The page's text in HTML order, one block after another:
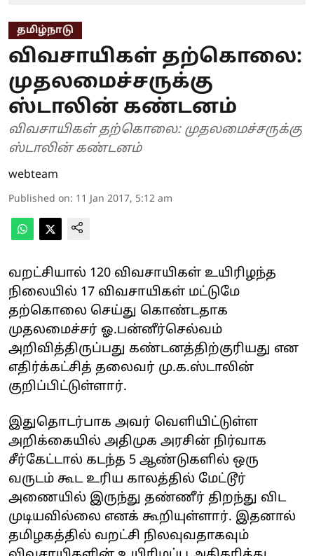
தமிழ்நாடு
விவசாயிகள் தற்கொலை:
முதலமைச்சருக்கு
ஸ்டாலின் கண்டனம்
விவசாயிகள் தற்கொலை: முதலமைச்சருக்கு
ஸ்டாலின் கண்டனம்
webteam
Published on: 11 Jan 2017, 5:12 am
வறட்சியால் 120 விவசாயிகள் ‌உயிரிழந்த
நிலையில் 17 விவசாயிகள் மட்டுமே
தற்கொலை செய்து கொண்டதாக
முதலமைச்சர் ஓ.பன்னீர்செல்வம்
அறிவித்திருப்பது கண்டனத்திற்குரியது என
எதிர்க்கட்சித் தலைவர் மு.க.ஸ்டாலின்
குறிப்பிட்டுள்ளார்.
இதுதொடர்பாக அவர் வெளியிட்டுள்ள
அறிக்கையில் அதிமுக அரசின் நிர்வாக
சீர்கேட்டால் கடந்த 5 ஆண்டுகளில் ஒரு
வருடம் கூட உரிய காலத்தில் மேட்டூர்
அணையில் இருந்து தண்ணீர் திறந்து விட
முடியவில்லை எனக் கூறியுள்ளார். இதனால்
தமிழகத்தில் வறட்சி நிலவுவதாகவும்